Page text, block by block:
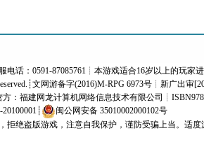
电话：0591-87085761┊本游戏适合16岁以上的玩家
文网游备字(2016)M-RPG 6973号┊新广出审
：福建网龙计算机网络信息技术有限公司
┊
闽公网安备 35010002000102号
拒绝盗版游戏，注意自我保护，谨防受骗上当。适